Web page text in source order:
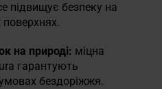
підвищує безпеку на
на природі: міцна
гарантують
бездоріжжя.